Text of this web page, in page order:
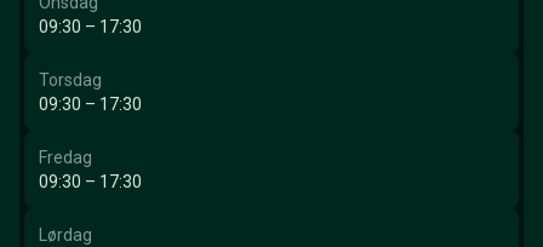
09:30 – 17:30
Torsdag
09:30 – 17:30
Fredag
09:30 – 17:30
Lørdag